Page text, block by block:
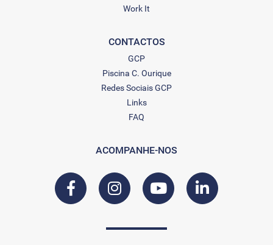
Work It
CONTACTOS
GCP
Piscina C. Ourique
Redes Sociais GCP
Links
FAQ
ACOMPANHE-NOS